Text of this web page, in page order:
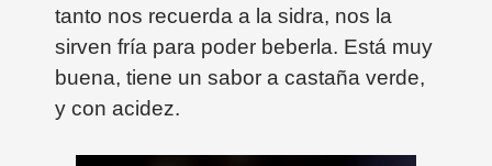
tanto nos recuerda a la sidra, nos la
sirven fría para poder beberla. Está muy
buena, tiene un sabor a castaña verde,
y con acidez.